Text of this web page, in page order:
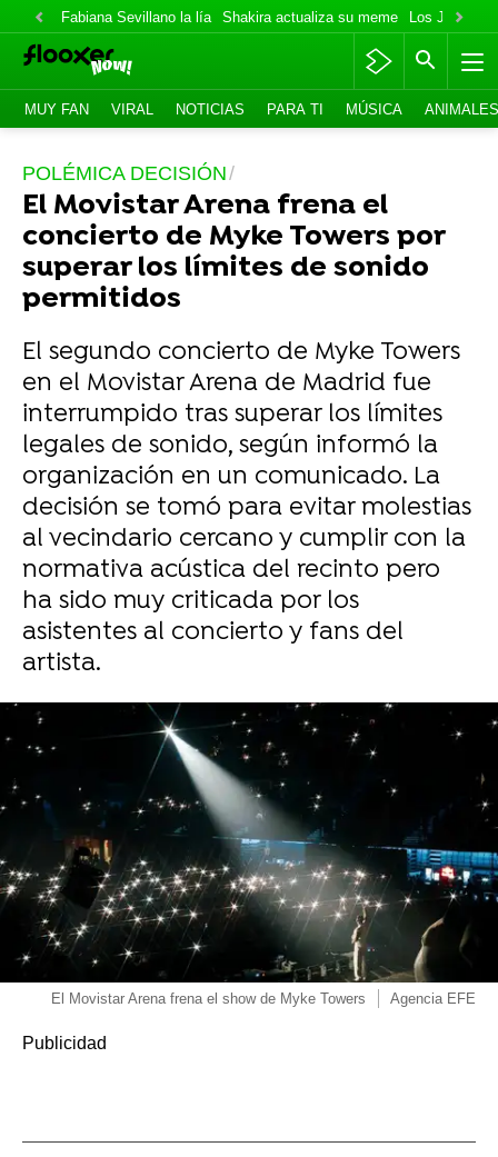
Fabiana Sevillano la lía Shakira actualiza su meme Los Jonas
MUY FAN VIRAL NOTICIAS PARA TI MÚSICA ANIMALES
POLÉMICA DECISIÓN
El Movistar Arena frena el
concierto de Myke Towers por
superar los límites de sonido
permitidos
El segundo concierto de Myke Towers
en el Movistar Arena de Madrid fue
interrumpido tras superar los límites
legales de sonido, según informó la
organización en un comunicado. La
decisión se tomó para evitar molestias
al vecindario cercano y cumplir con la
normativa acústica del recinto pero
ha sido muy criticada por los
asistentes al concierto y fans del
artista.
El Movistar Arena frena el show de Myke Towers Agencia EFE